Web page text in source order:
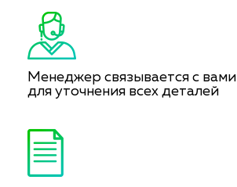
Менеджер связывается с вами
для уточнения всех деталей